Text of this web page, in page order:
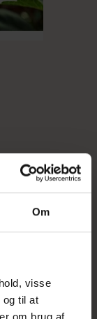
Om
visse
og til at